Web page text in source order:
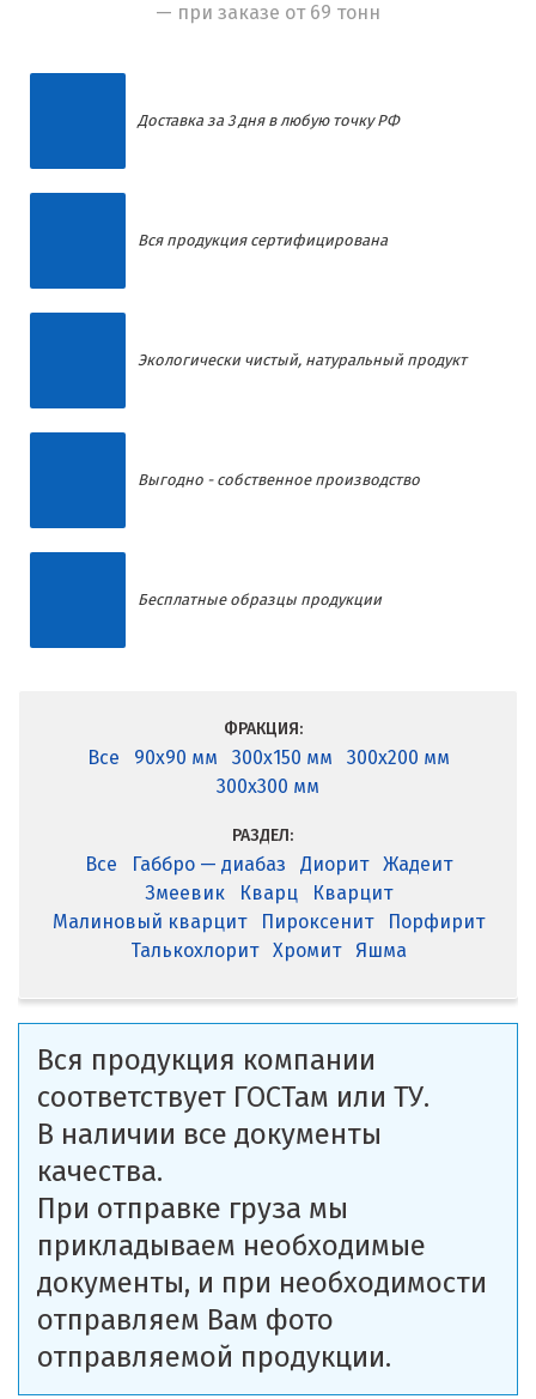
— при заказе от 69 тонн
Доставка за 3 дня в любую точку РФ
Вся продукция сертифицирована
Экологически чистый, натуральный продукт
Выгодно - собственное производство
Бесплатные образцы продукции
ФРАКЦИЯ:
Все 90x90 мм 300x150 мм
300x200 мм
300x300 мм
РАЗДЕЛ:
Все Габбро — диабаз Диорит
Жадеит
Змеевик
Кварц
Кварцит
Малиновый кварцит
Пироксенит
Порфирит
Талькохлорит
Хромит Яшма
Вся продукция компании
соответствует ГОСТам или ТУ.
В наличии все документы
качества.
При отправке груза мы
прикладываем необходимые
документы, и при необходимости
отправляем Вам фото
отправляемой продукции.